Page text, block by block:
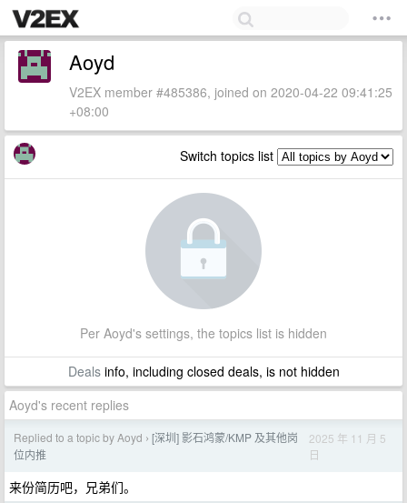
Aoyd
V2EX member #485386, joined on 2020-04-22 09:41:25
+08:00
Switch topics list
Per Aoyd's settings, the topics list is hidden
Dealsinfo, including closed deals, is not hidden
Aoyd's recent replies
Replied to a topic by Aoyd › [深圳] 影石鸿蒙/KMP 及其他岗
位内推
2025 年 11 月 5
日
来份简历吧，兄弟们。